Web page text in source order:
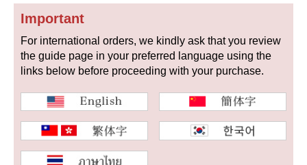
ヴァシュロン
コンスタンタン
チューダー パネライ
商品の状態から探す
新品 未使用品
中古品 アンティーク品
Important
For international orders, we kindly ask that you review
the guide page in your preferred language using the
links below before proceeding with your purchase.